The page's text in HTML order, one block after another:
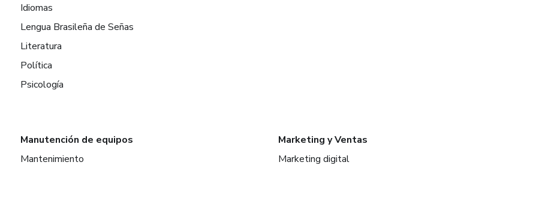
Idiomas
Lengua Brasileña de Señas
Literatura
Política
Psicología
Manutención de equipos
Mantenimiento
Marketing y Ventas
Marketing digital